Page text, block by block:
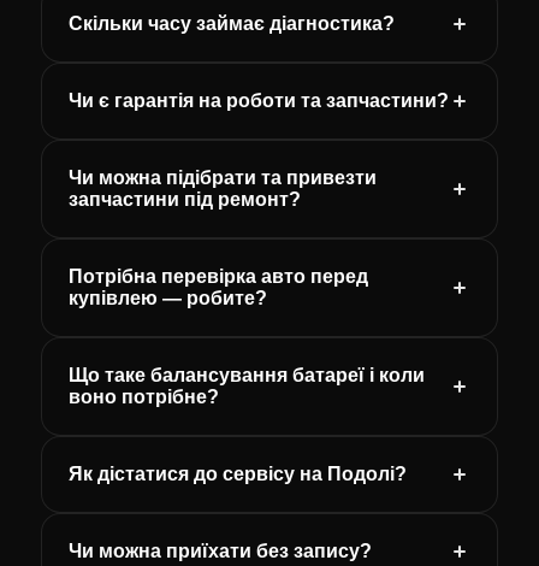
Скільки часу займає діагностика?
Чи є гарантія на роботи та запчастини?
Чи можна підібрати та привезти
запчастини під ремонт?
Потрібна перевірка авто перед
купівлею — робите?
Що таке балансування батареї і коли
воно потрібне?
Як дістатися до сервісу на Подолі?
Чи можна приїхати без запису?